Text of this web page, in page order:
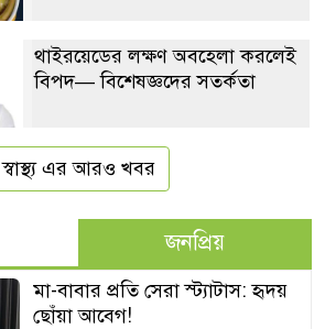
থাইরয়েডের লক্ষণ অবহেলা করলেই
বিপদ— বিশেষজ্ঞদের সতর্কতা
স্বাস্থ্য এর আরও খবর
জনপ্রিয়
মা-বাবার প্রতি সেরা স্ট্যাটাস: হৃদয়
ছোঁয়া আবেগ!